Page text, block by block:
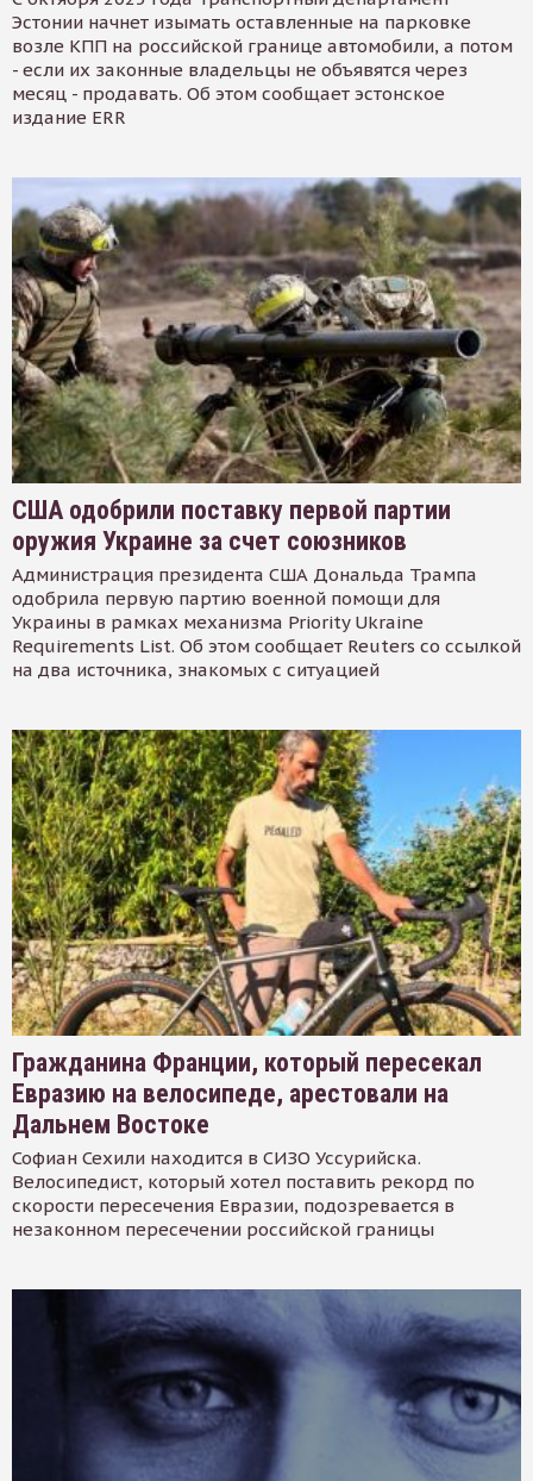
Эстонии начнет изымать оставленные на парковке
возле КПП на российской границе автомобили, а потом
- если их законные владельцы не объявятся через
месяц - продавать. Об этом сообщает эстонское
издание ERR
США одобрили поставку первой партии
оружия Украине за счет союзников
Администрация президента США Дональда Трампа
одобрила первую партию военной помощи для
Украины в рамках механизма Priority Ukraine
Requirements List. Об этом сообщает Reuters со ссылкой
на два источника, знакомых с ситуацией
Гражданина Франции, который пересекал
Евразию на велосипеде, арестовали на
Дальнем Востоке
Софиан Сехили находится в СИЗО Уссурийска.
Велосипедист, который хотел поставить рекорд по
скорости пересечения Евразии, подозревается в
незаконном пересечении российской границы